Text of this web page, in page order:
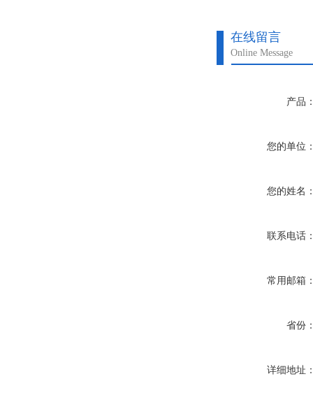
在线留言
Online Message
产品
您的单位
您的姓名
联系电话
常用邮箱
省份
详细地址